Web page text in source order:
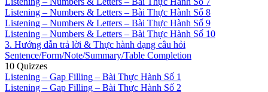
Listening – Numbers & Letters – Bài Thực Hành Số 8
Listening – Numbers & Letters – Bài Thực Hành Số 9
Listening – Numbers & Letters – Bài Thực Hành Số 10
3. Hướng dẫn trả lời & Thực hành dạng câu hỏi
Sentence/Form/Note/Summary/Table Completion
10 Quizzes
Listening – Gap Filling – Bài Thực Hành Số 1
Listening – Gap Filling – Bài Thực Hành Số 2